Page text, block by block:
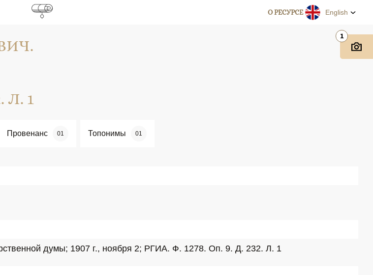
О РЕСУРСЕ English
Л. 1
Провенанс 01 Топонимы 01
думы; 1907 г., ноября 2; РГИА. Ф. 1278. Оп. 9. Д. 232. Л. 1
1